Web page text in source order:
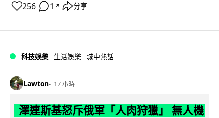
256 1 ↗ 分享
科技娛樂 生活娛樂 城中熱話
Lawton 17 小時
澤連斯基怒斥俄軍「人肉狩獵」 無人機